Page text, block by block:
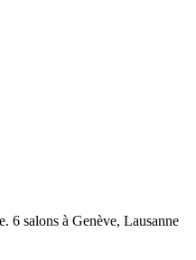
6 salons à Genève, Lausanne